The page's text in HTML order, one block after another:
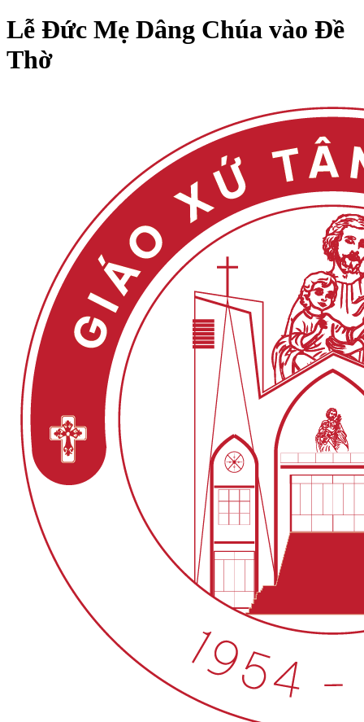
Lễ Đức Mẹ Dâng Chúa vào Đề
Thờ